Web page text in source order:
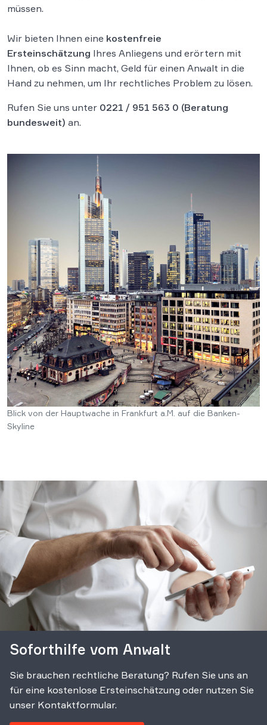
müssen.
Wir bieten Ihnen eine kostenfreie
Ersteinschätzung Ihres Anliegens und erörtern mit
Ihnen, ob es Sinn macht, Geld für einen Anwalt in die
Hand zu nehmen, um Ihr rechtliches Problem zu lösen.
Rufen Sie uns unter 0221 / 951 563 0 (Beratung
bundesweit) an.
Blick von der Hauptwache in Frankfurt a.M. auf die Banken-
Skyline
Soforthilfe vom Anwalt
Sie brauchen rechtliche Beratung? Rufen Sie uns an
für eine kostenlose Ersteinschätzung oder nutzen Sie
unser Kontaktformular.